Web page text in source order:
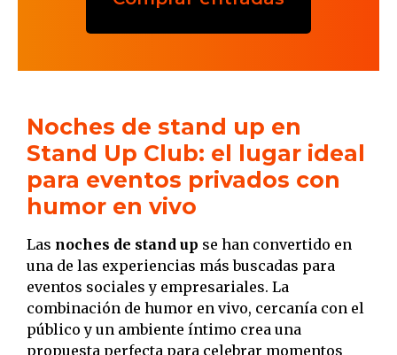
Noches de stand up en
Stand Up Club: el lugar ideal
para eventos privados con
humor en vivo
Las noches de stand up se han convertido en
una de las experiencias más buscadas para
eventos sociales y empresariales. La
combinación de humor en vivo, cercanía con el
público y un ambiente íntimo crea una
propuesta perfecta para celebrar momentos